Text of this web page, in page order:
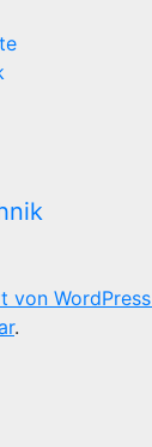
von WordPress
.